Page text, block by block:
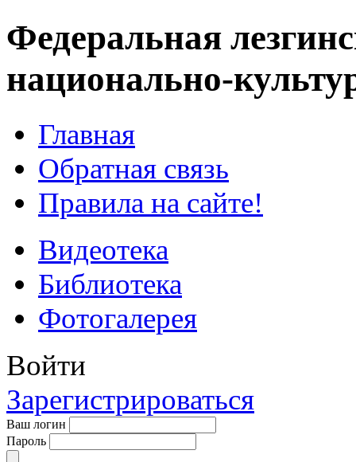
Федеральная
национально-
Главная
Обратная связь
Правила на сайте!
Видеотека
Библиотека
Фотогалерея
Войти
Зарегистрироваться
Ваш логин
Пароль